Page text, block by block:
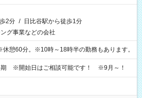
2分 / 日比谷駅から徒歩1分
グ事業などの会社
憩60分。※10時～18時半の勤務もあります。
期 ※開始日はご相談可能です！ ※9月～！